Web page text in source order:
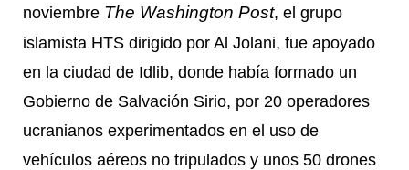
noviembre The Washington Post, el grupo
islamista HTS dirigido por Al Jolani, fue apoyado
en la ciudad de Idlib, donde había formado un
Gobierno de Salvación Sirio, por 20 operadores
ucranianos experimentados en el uso de
vehículos aéreos no tripulados y unos 50 drones